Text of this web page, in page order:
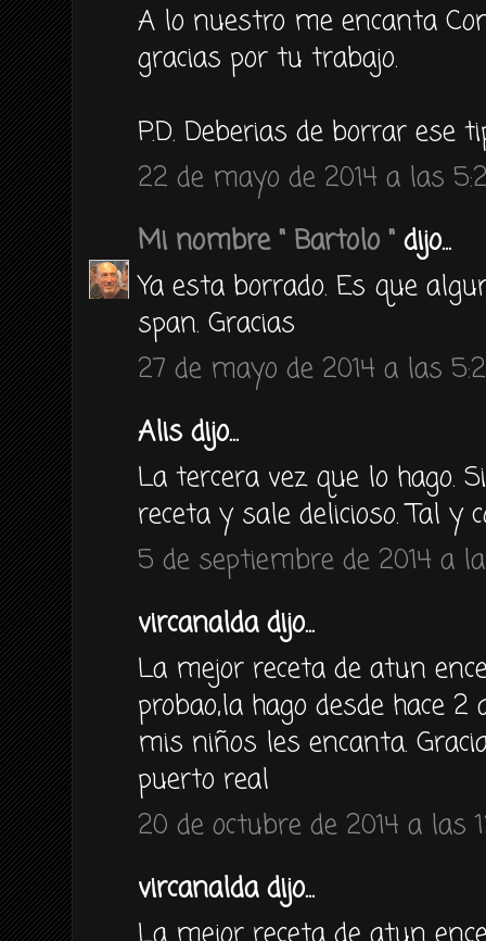
A lo nuestro me encanta
gracias por tu trabajo.
P.D. Deberias de borrar ese
22 de mayo de 2014 a las
Mi nombre " Bartolo " dijo...
Ya esta borrado. Es que
span. Gracias
27 de mayo de 2014 a las
Alis dijo...
La tercera vez que lo hago.
receta y sale delicioso. Tal y
5 de septiembre de 2014 a
vircanalda dijo...
La mejor receta de atun
probao,la hago desde hace
mis niños les encanta.
puerto real
20 de octubre de 2014 a las
vircanalda dijo...